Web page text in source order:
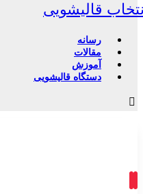
قالیشویی
رسانه
مقالات
آموزش
دستگاه قالیشویی